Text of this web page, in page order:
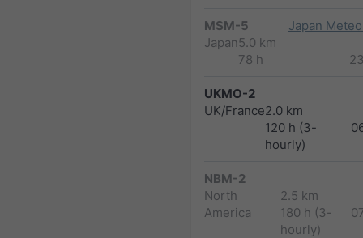
MSM-5
Japan5.0 km
78 h
Japan
UKMO-2
UK/France2.0 km
120 h (3-
hourly)
NBM-2
North
America
2.5 km
180 h (3-
hourly)